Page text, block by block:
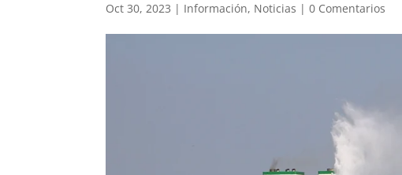
Oct 30, 2023 | Información, Noticias |0 Comentarios